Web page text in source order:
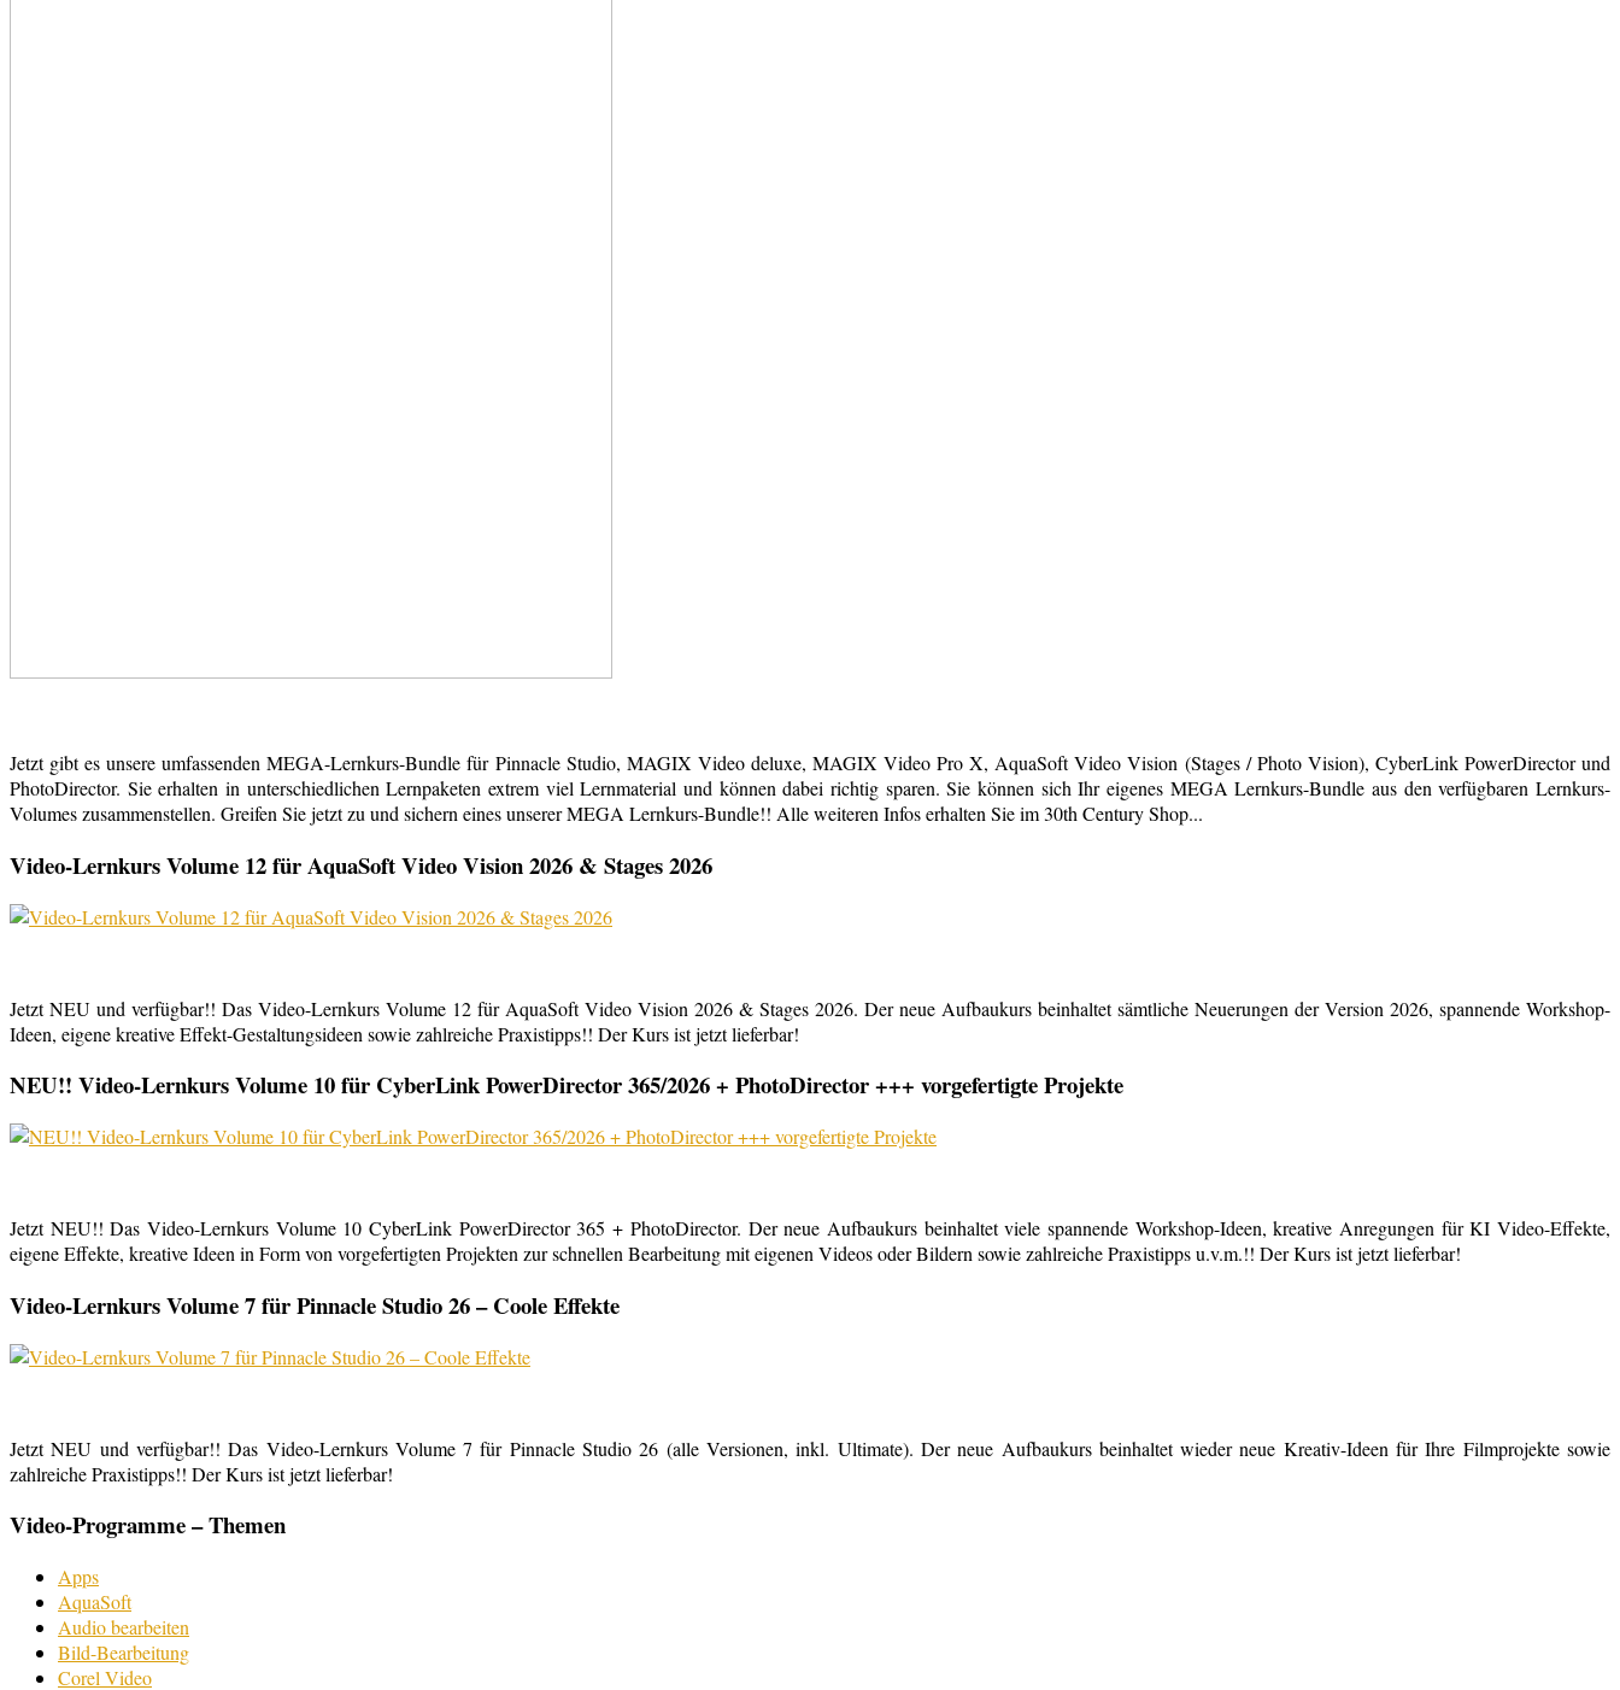
Jetzt gibt es unsere umfassenden MEGA-Lernkurs-Bundle für Pinnacle Studio, MAGIX Video deluxe, MAGIX Video Pro X, AquaSoft Video Vision (Stages / Photo Vision), CyberLink PowerDirector und
PhotoDirector. Sie erhalten in unterschiedlichen Lernpaketen extrem viel Lernmaterial und können dabei richtig sparen. Sie können sich Ihr eigenes MEGA Lernkurs-Bundle aus den verfügbaren Lernkurs-
Volumes zusammenstellen. Greifen Sie jetzt zu und sichern eines unserer MEGA Lernkurs-Bundle!! Alle weiteren Infos erhalten Sie im 30th Century Shop...
Video-Lernkurs Volume 12 für AquaSoft Video Vision 2026 & Stages 2026
Jetzt NEU und verfügbar!! Das Video-Lernkurs Volume 12 für AquaSoft Video Vision 2026 & Stages 2026. Der neue Aufbaukurs beinhaltet sämtliche Neuerungen der Version 2026, spannende Workshop-
Ideen, eigene kreative Effekt-Gestaltungsideen sowie zahlreiche Praxistipps!! Der Kurs ist jetzt lieferbar!
NEU!! Video-Lernkurs Volume 10 für CyberLink PowerDirector 365/2026 + PhotoDirector +++ vorgefertigte Projekte
Jetzt NEU!! Das Video-Lernkurs Volume 10 CyberLink PowerDirector 365 + PhotoDirector. Der neue Aufbaukurs beinhaltet viele spannende Workshop-Ideen, kreative Anregungen für KI Video-Effekte,
eigene Effekte, kreative Ideen in Form von vorgefertigten Projekten zur schnellen Bearbeitung mit eigenen Videos oder Bildern sowie zahlreiche Praxistipps u.v.m.!! Der Kurs ist jetzt lieferbar!
Video-Lernkurs Volume 7 für Pinnacle Studio 26 – Coole Effekte
Jetzt NEU und verfügbar!! Das Video-Lernkurs Volume 7 für Pinnacle Studio 26 (alle Versionen, inkl. Ultimate). Der neue Aufbaukurs beinhaltet wieder neue Kreativ-Ideen für Ihre Filmprojekte sowie
zahlreiche Praxistipps!! Der Kurs ist jetzt lieferbar!
Video-Programme – Themen
Apps
AquaSoft
Audio bearbeiten
Bild-Bearbeitung
Corel Video